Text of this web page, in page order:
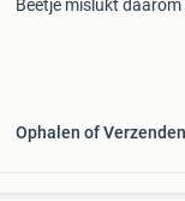
Beetje mislukt
Ophalen of Verzenden